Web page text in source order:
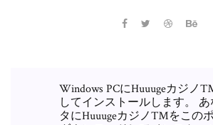
Windows PCにHuuugeカジ
してインストールします。
タにHuuugeカジノ™をこの